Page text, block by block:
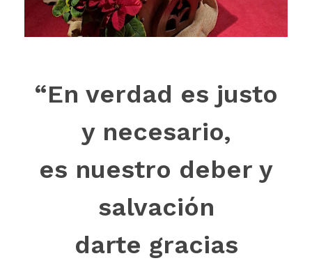
“En verdad es justo
y necesario,
es nuestro deber y
salvación
darte gracias